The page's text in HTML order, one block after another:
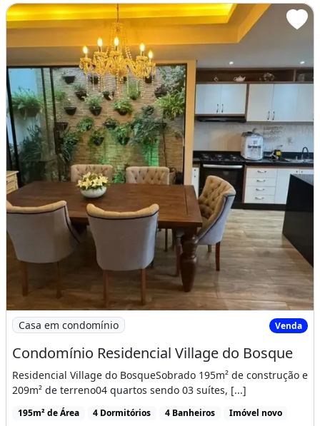
Imagem: Condomínio Residencial Village do Bosque
Casa em condomínio Venda
Condomínio Residencial Village do Bosque
Residencial Village do BosqueSobrado 195m² de construção e
209m² de terreno04 quartos sendo 03 suítes, [...]
195m² de Área 4 Dormitórios 4 Banheiros Imóvel novo